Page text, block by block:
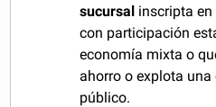
sucursal inscripta
con participación
economía mixta o
ahorro o explota
público.